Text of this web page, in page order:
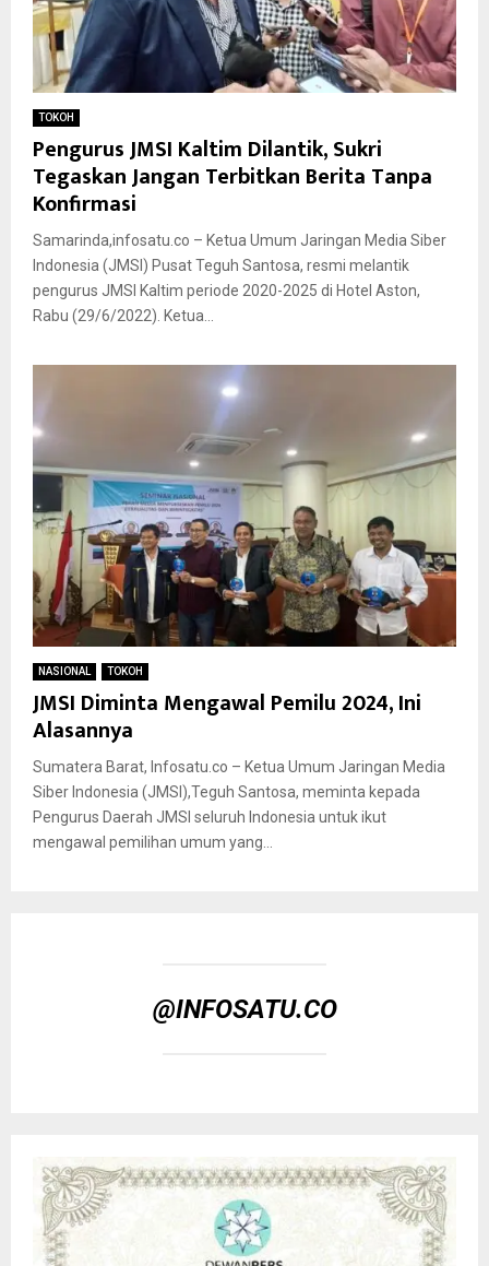
TOKOH
Pengurus JMSI Kaltim Dilantik, Sukri
Tegaskan Jangan Terbitkan Berita Tanpa
Konfirmasi
Samarinda,infosatu.co – Ketua Umum Jaringan Media Siber
Indonesia (JMSI) Pusat Teguh Santosa, resmi melantik
pengurus JMSI Kaltim periode 2020-2025 di Hotel Aston,
Rabu (29/6/2022). Ketua...
NASIONAL TOKOH
JMSI Diminta Mengawal Pemilu 2024, Ini
Alasannya
Sumatera Barat, Infosatu.co – Ketua Umum Jaringan Media
Siber Indonesia (JMSI),Teguh Santosa, meminta kepada
Pengurus Daerah JMSI seluruh Indonesia untuk ikut
mengawal pemilihan umum yang...
@INFOSATU.CO